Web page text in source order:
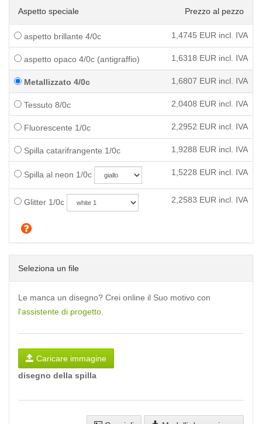
Aspetto speciale Prezzo al pezzo
aspetto brillante 4/0c 1,4745 EUR incl. IVA
aspetto opaco 4/0c (antigraffio) 1,6318 EUR incl. IVA
Metallizzato 4/0c 1,6807 EUR incl. IVA
Tessuto 8/0c 2,0408 EUR incl. IVA
Fluorescente 1/0c 2,2952 EUR incl. IVA
Spilla catarifrangente 1/0c 1,9288 EUR incl. IVA
Spilla al neon 1/0c 1,5228 EUR incl. IVA
Glitter 1/0c 2,2583 EUR incl. IVA
Seleziona un file
Le manca un disegno? Crei online il Suo motivo con
l'assistente di progetto
Caricare immagine
disegno della spilla